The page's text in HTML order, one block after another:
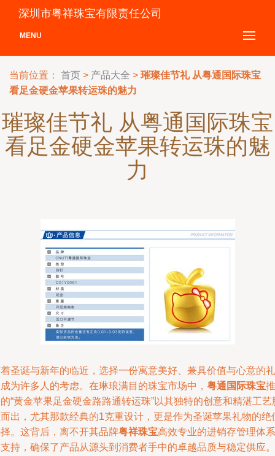
深圳市粤祥珠宝有限责任公司
MENU
当前位置： 首页 > 产品大全 > 璀璨佳节礼 从粤通国际珠宝
看足金硬金苹果转运珠的魅力
璀璨佳节礼 从粤通国际珠宝
看足金硬金苹果转运珠的魅
力
圣诞与新年的临近，选择一份寓意美好、兼具价值与心意的礼
为许多人的考虑。在琳琅满目的珠宝市场中， 粤通国际珠宝推
“黄金苹果足金硬金路路通转运珠”以其独特的创意和精湛工艺
出，尤其那款经典的1克重设计，更是作为圣诞苹果礼物的绝
。这背后，离不开其品牌粤祥珠宝高效专业的进销存管理体系
持，确保了产品从源头到消费者手中的卓越品质与稳定供应。